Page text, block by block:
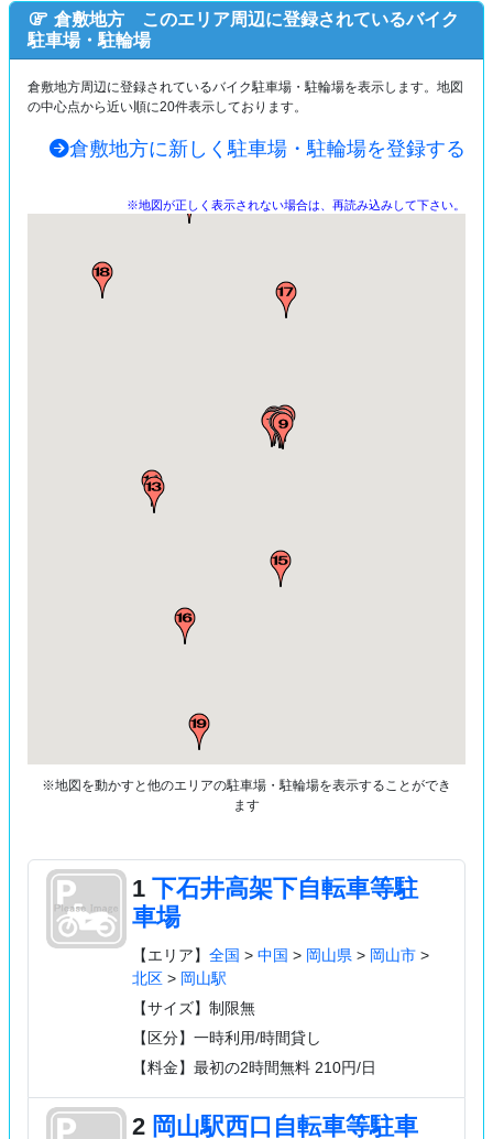
倉敷地方 このエリア周辺に登録されているバイク
駐車場・駐輪場
倉敷地方周辺に登録されているバイク駐車場・駐輪場を表示します。地図
の中心点から近い順に20件表示しております。
倉敷地方に新しく駐車場・駐輪場を登録する
※地図が正しく表示されない場合は、再読み込みして下さい。
※地図を動かすと他のエリアの駐車場・駐輪場を表示することができ
ます
1 下石井高架下自転車等駐
車場
【エリア】 全国 > 中国 > 岡山県 > 岡山市>
北区> 岡山駅
【サイズ】制限無
【区分】一時利用/時間貸し
【料金】最初の2時間無料 210円/日
2 岡山駅西口自転車等駐車